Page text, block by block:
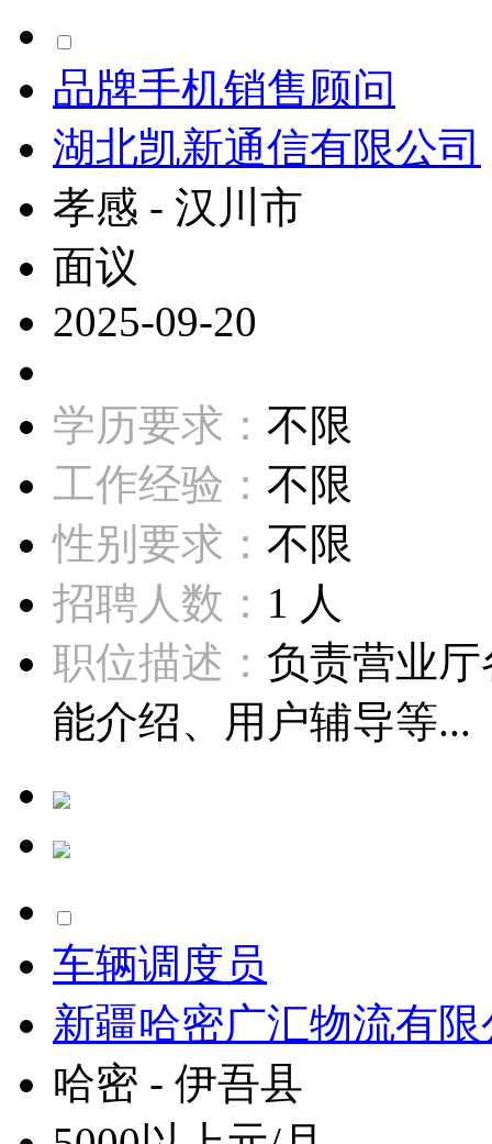
品牌手机销售顾问
湖北凯新通信有限公司
孝感 - 汉川市
面议
2025-09-20
学历要求： 不限
工作经验： 不限
性别要求： 不限
招聘人数： 1 人
职位描述： 负责营业
能介绍、用户辅导等...
车辆调度员
新疆哈密广汇物流有限
哈密 - 伊吾县